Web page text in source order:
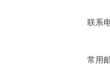
联系
常用